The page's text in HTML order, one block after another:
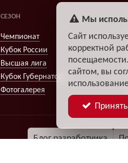
СЕЗОН
Чемпионат
Кубок России
Высшая лига
Кубок Губернатора
Фотогалерея
Блог разработчика
Мы
Сайт
корректной
сайтом, вы
Принять